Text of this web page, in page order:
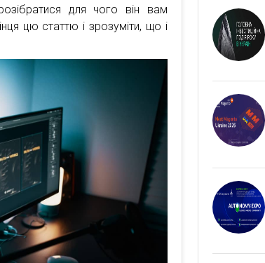
для чого він вам
цю статтю і зрозуміти, що і